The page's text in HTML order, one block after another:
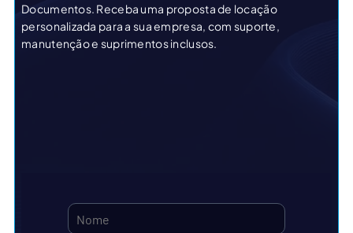
Documentos. Receba uma proposta de locação
personalizada para a sua empresa, com suporte,
manutenção e suprimentos inclusos.